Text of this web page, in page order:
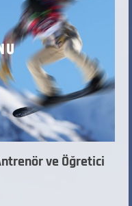
ve Öğretici